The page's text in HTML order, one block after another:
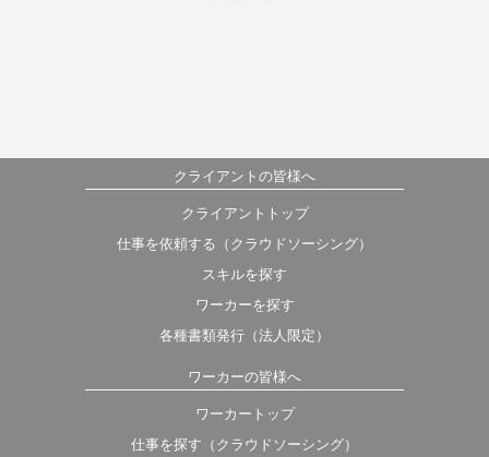
クライアントの皆様へ
クライアントトップ
仕事を依頼する（クラウドソーシング）
スキルを探す
ワーカーを探す
各種書類発行（法人限定）
ワーカーの皆様へ
ワーカートップ
仕事を探す（クラウドソーシング）